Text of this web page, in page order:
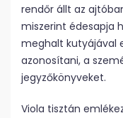
rendőr állt az
miszerint édesapja
meghalt kutyájával
azonosítani, a
jegyzőkönyveket.
Viola tisztán